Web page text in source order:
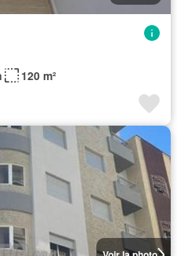
120 m²